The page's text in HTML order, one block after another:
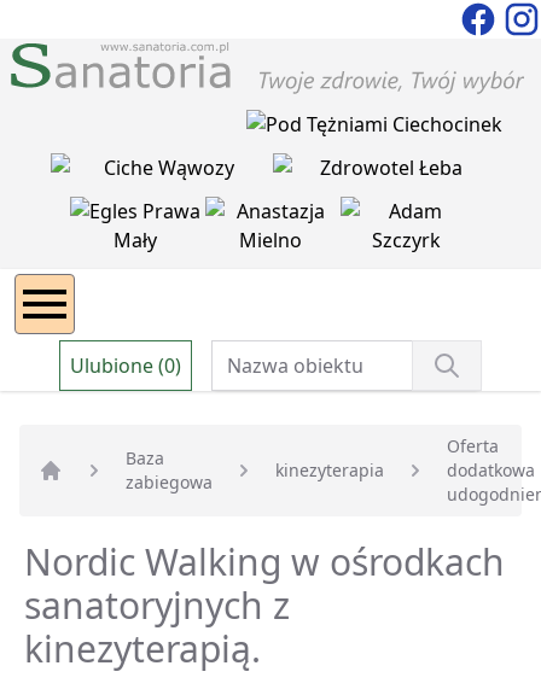
Ulubione (0)
Strona główna
Baza
zabiegowa
kinezyterapia
Oferta
dodatkowa
Nordic Walking w ośrodkach
sanatoryjnych z
kinezyterapią.